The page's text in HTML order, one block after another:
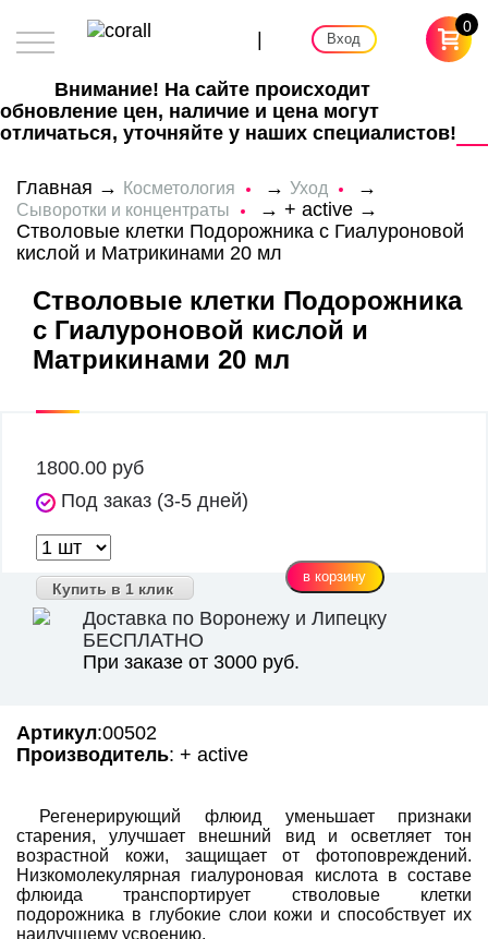
| Вход
0
Внимание! На сайте происходит
обновление цен, наличие и цена могут
отличаться, уточняйте у наших специалистов!
Главная → Косметология → Уход →
Сыворотки и концентраты → + active→
Стволовые клетки Подорожника с Гиалуроновой
кислой и Матрикинами 20 мл
Стволовые клетки Подорожника
с Гиалуроновой кислой и
Матрикинами 20 мл
1800.00 руб
Под заказ (3-5 дней)
Купить в 1 клик
Доставка по Воронежу и Липецку
БЕСПЛАТНО
При заказе от 3000 руб.
Артикул:00502
Производитель: + active
Регенерирующий флюид уменьшает признаки
старения, улучшает внешний вид и осветляет тон
возрастной кожи, защищает от фотоповреждений.
Низкомолекулярная гиалуроновая кислота в составе
флюида транспортирует стволовые клетки
подорожника в глубокие слои кожи и способствует их
наилучшему усвоению.